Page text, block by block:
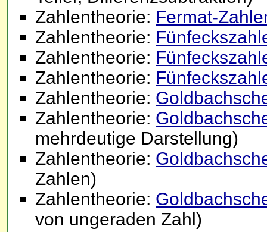
Zahlentheorie: Fermat-
Zahlentheorie:
Zahlentheorie:
Zahlentheorie:
Zahlentheorie:
Zahlentheorie:
mehrdeutige Darstellung)
Zahlentheorie:
Zahlen)
Zahlentheorie:
von ungeraden Zahl)